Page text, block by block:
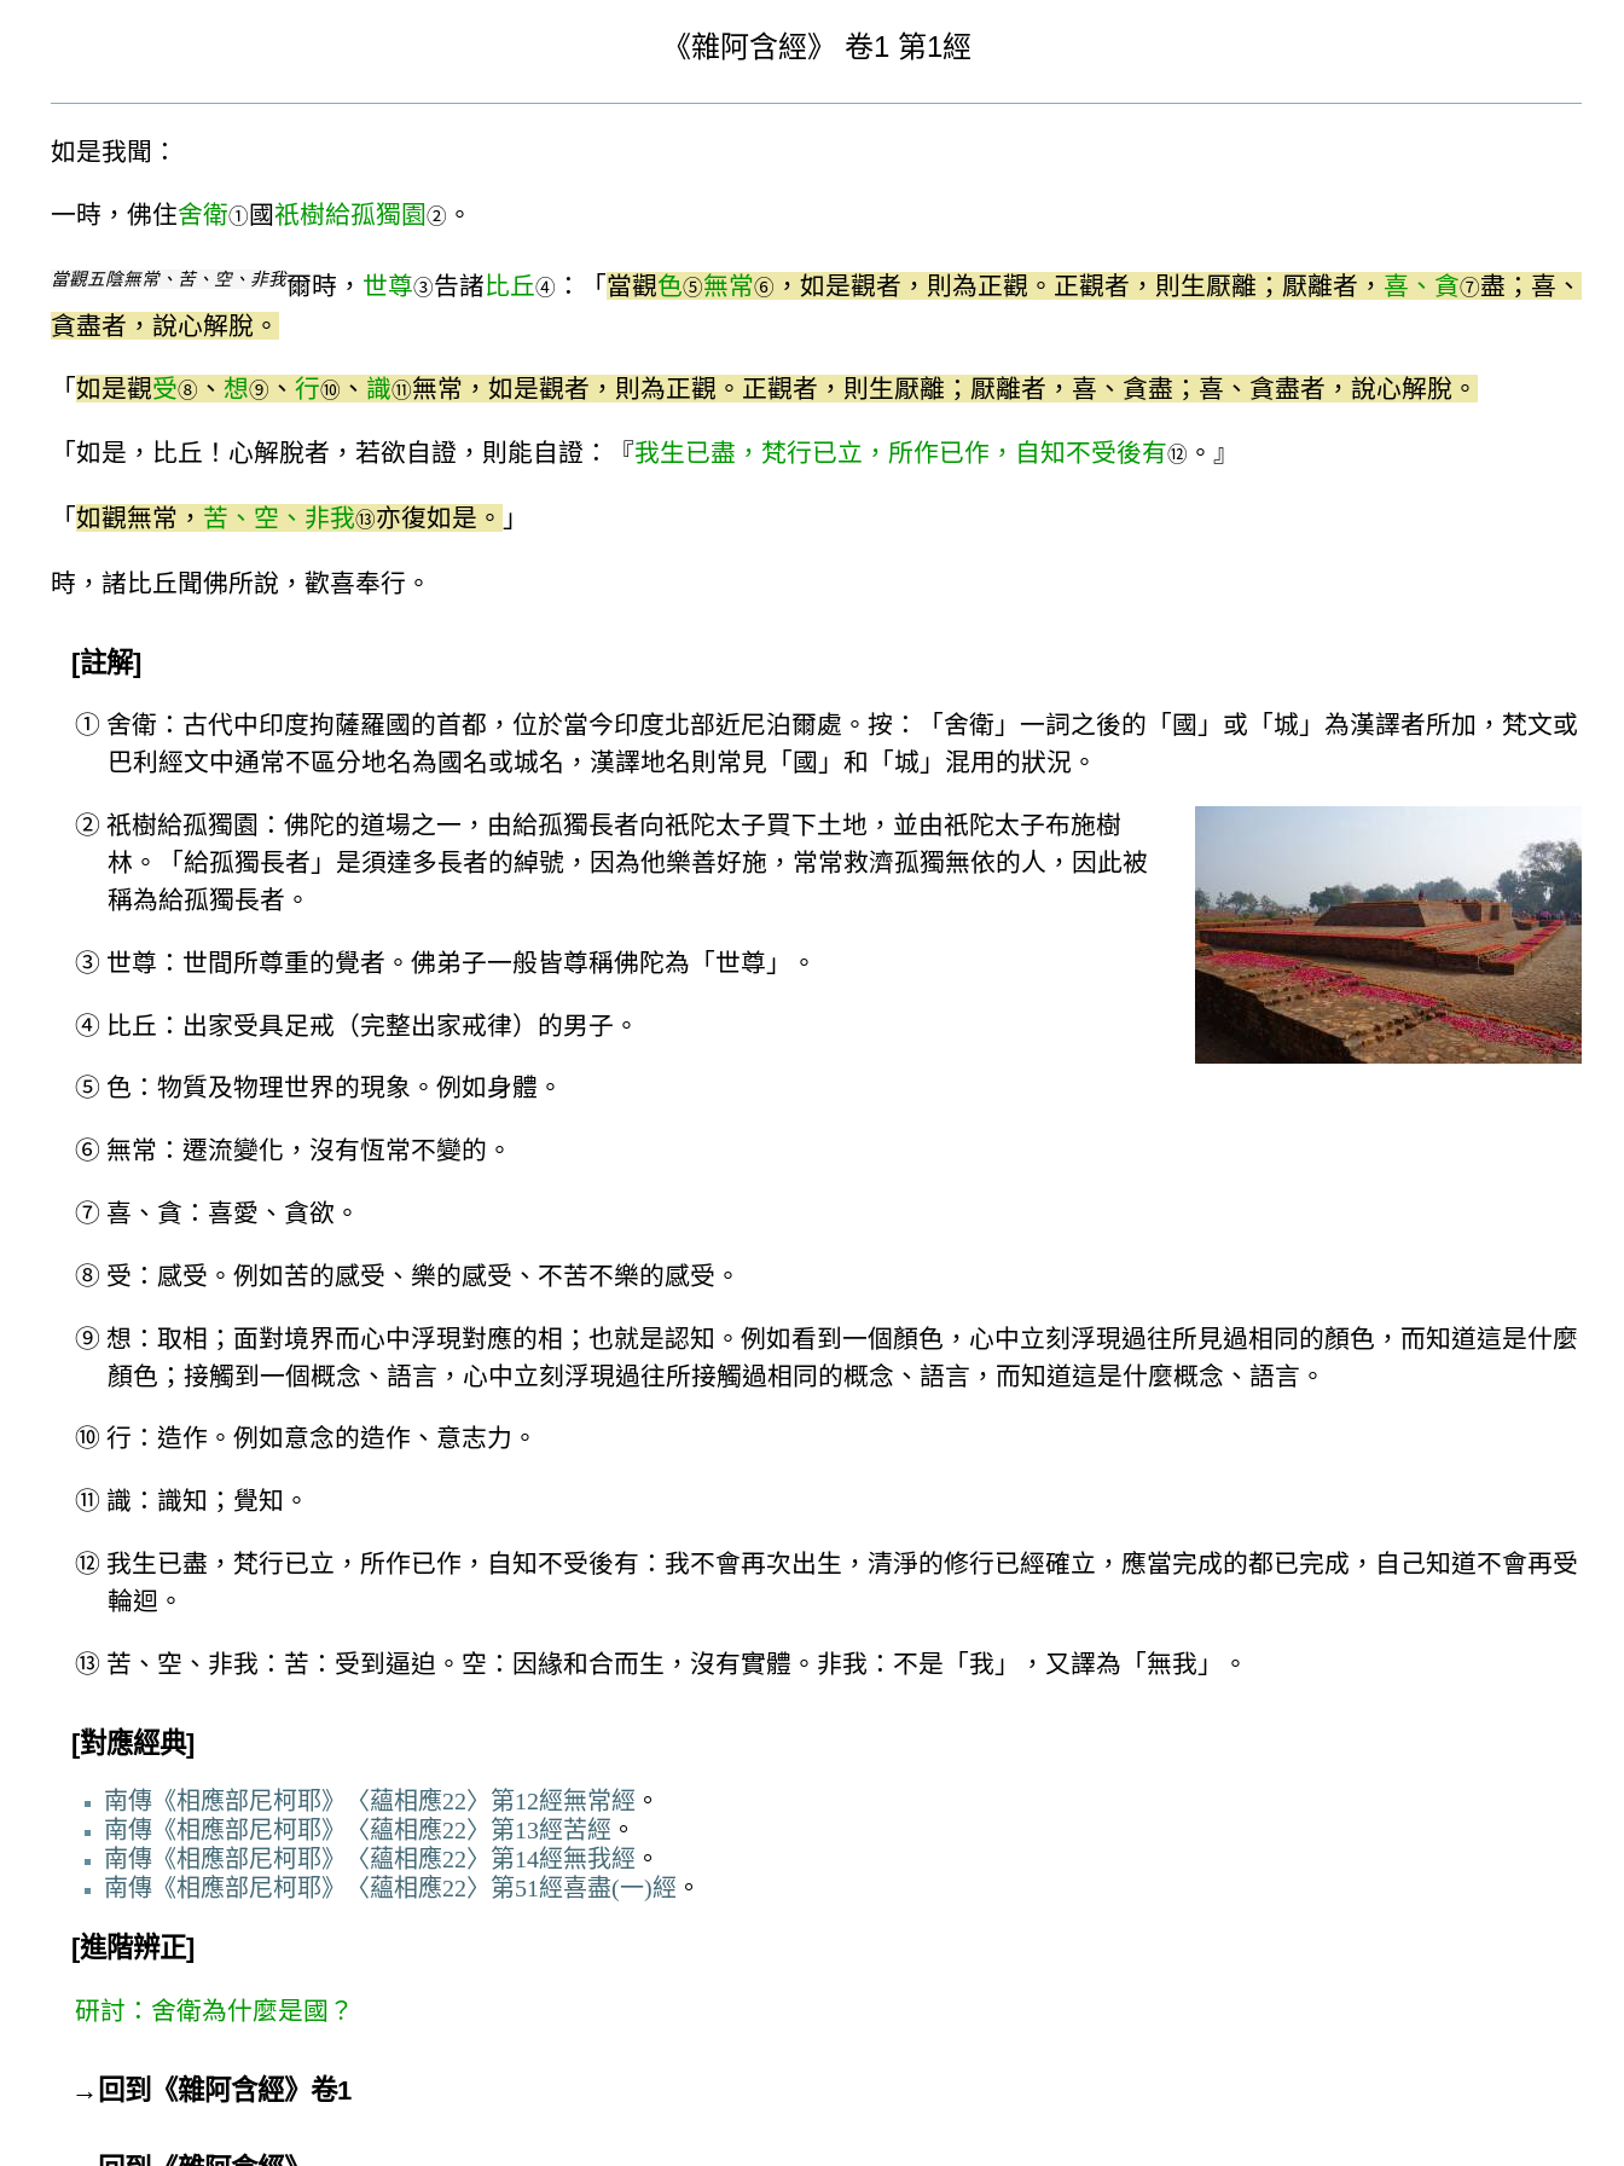
《雜阿含經》 卷1第1經
如是我聞：
一時，佛住舍衛① 國祇樹給孤獨園② 。
當觀五陰無常、苦、空、非我爾時， 世尊③告諸比丘④ ：「 當觀色⑤無常⑥ ，如是觀者，則為正觀。正觀者，則生厭離；厭離者， 喜、貪⑦盡；喜、
貪盡者，說心解脫。
「如是觀受⑧ 、 想⑨ 、 行⑩ 、 識⑪無常，如是觀者，則為正觀。正觀者，則生厭離；厭離者，喜、貪盡；喜、貪盡者，說心解脫。
「如是，比丘！心解脫者，若欲自證，則能自證：『我生已盡，梵行已立，所作已作，自知不受後有⑫ 。』
「 如觀無常， 苦、空、非我⑬亦復如是。 」
時，諸比丘聞佛所說，歡喜奉行。
[註解]
① 舍衛：古代中印度拘薩羅國的首都，位於當今印度北部近尼泊爾處。按：「舍衛」一詞之後的「國」或「城」為漢譯者所加，梵文或
巴利經文中通常不區分地名為國名或城名，漢譯地名則常見「國」和「城」混用的狀況。
② 祇樹給孤獨園：佛陀的道場之一，由給孤獨長者向祇陀太子買下土地，並由祇陀太子布施樹
林。「給孤獨長者」是須達多長者的綽號，因為他樂善好施，常常救濟孤獨無依的人，因此被
稱為給孤獨長者。
③ 世尊：世間所尊重的覺者。佛弟子一般皆尊稱佛陀為「世尊」。
④ 比丘：出家受具足戒（完整出家戒律）的男子。
⑤ 色：物質及物理世界的現象。例如身體。
⑥ 無常：遷流變化，沒有恆常不變的。
⑦ 喜、貪：喜愛、貪欲。
⑧ 受：感受。例如苦的感受、樂的感受、不苦不樂的感受。
⑨ 想：取相；面對境界而心中浮現對應的相；也就是認知。例如看到一個顏色，心中立刻浮現過往所見過相同的顏色，而知道這是什麼
顏色；接觸到一個概念、語言，心中立刻浮現過往所接觸過相同的概念、語言，而知道這是什麼概念、語言。
⑩ 行：造作。例如意念的造作、意志力。
⑪ 識：識知；覺知。
⑫ 我生已盡，梵行已立，所作已作，自知不受後有：我不會再次出生，清淨的修行已經確立，應當完成的都已完成，自己知道不會再受
輪迴。
⑬ 苦、空、非我：苦：受到逼迫。空：因緣和合而生，沒有實體。非我：不是「我」，又譯為「無我」。
[對應經典]
南傳《相應部尼柯耶》〈蘊相應22〉第12經無常經 。
南傳《相應部尼柯耶》〈蘊相應22〉第13經苦經 。
南傳《相應部尼柯耶》〈蘊相應22〉第14經無我經 。
南傳《相應部尼柯耶》〈蘊相應22〉第51經喜盡(一)經 。
[進階辨正]
研討：舍衛為什麼是國？
→ 回到《雜阿含經》卷1